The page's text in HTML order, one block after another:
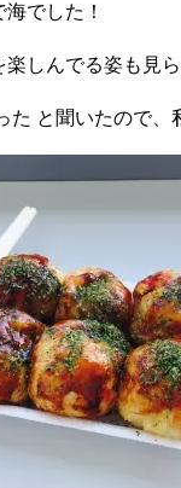
でした！
しんでる姿も見
た と聞いたので、